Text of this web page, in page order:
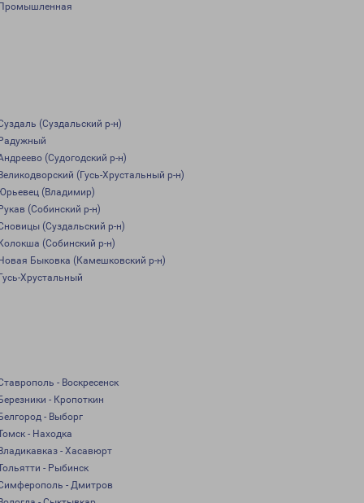
(Суздальский р-н)
(Судогодский р-н)
(Гусь-Хрустальный р-н)
(Владимир)
(Собинский р-н)
(Суздальский р-н)
(Собинский р-н)
Быковка (Камешковский р-н)
Хрустальный
- Воскресенск
- Кропоткин
- Выборг
- Находка
- Хасавюрт
- Рыбинск
- Дмитров